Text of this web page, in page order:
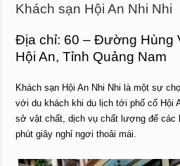
Khách sạn Hội An Nhi Nhi
Địa chỉ: 60 – Đường Hùng
Hội An, Tỉnh Quảng Nam
Khách sạn Hội An Nhi Nhi là một sự
với du khách khi du lịch tới phố cổ Hội
sở vật chất, dịch vụ chất lượng để các
phút giây nghỉ ngơi thoải mái.